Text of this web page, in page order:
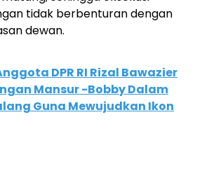
tidak berbenturan dengan
dewan.
DPR RI Rizal Bawazier
Mansur -Bobby Dalam
Guna Mewujudkan Ikon